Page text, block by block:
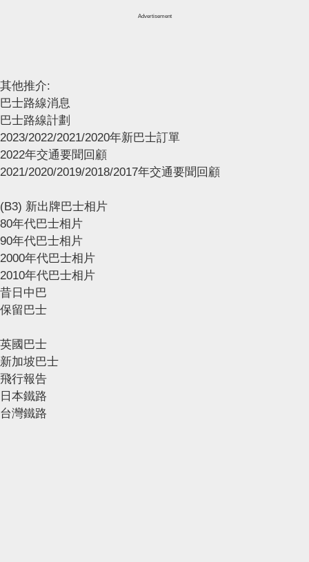
Advertisement
其他推介:
巴士路線消息
巴士路線計劃
2023/2022/2021/2020年新巴士訂單
2022年交通要聞回顧
2021/2020/2019/2018/2017年交通要聞回顧
(B3) 新出牌巴士相片
80年代巴士相片
90年代巴士相片
2000年代巴士相片
2010年代巴士相片
昔日中巴
保留巴士
英國巴士
新加坡巴士
飛行報告
日本鐵路
台灣鐵路